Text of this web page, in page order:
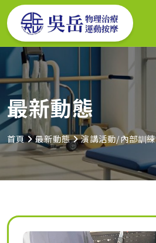
最新動態
首頁 最新動態 演講活動/內部訓練